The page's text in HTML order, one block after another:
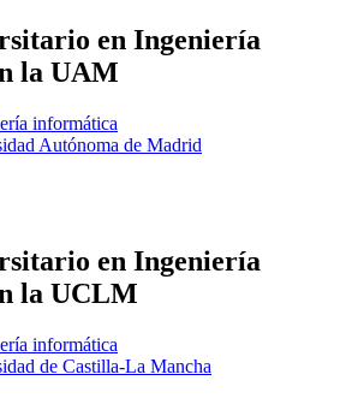
en Ingeniería
la UAM
informática
Autónoma de Madrid
en Ingeniería
la UCLM
informática
de Castilla-La Mancha